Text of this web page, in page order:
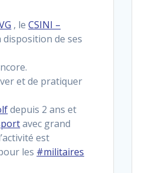
, leCSINI –
de ses
et de pratiquer
depuis 2 ans et
avec grand
est
les #militaires